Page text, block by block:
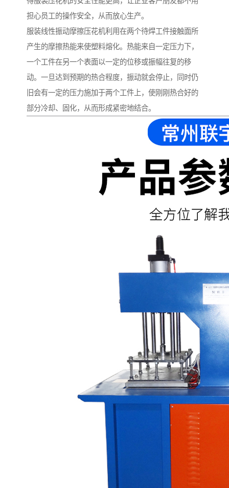
担心员工的操作安全，从而放心生产。
服装线性振动摩擦压花机利用在两个待焊工件接触面所
产生的摩擦热能来使塑料熔化。热能来自一定压力下，
一个工件在另一个表面以一定的位移或振幅往复的移
动。一旦达到预期的热合程度，振动就会停止，同时仍
旧会有一定的压力施加于两个工件上，使刚刚热合好的
部分冷却、固化，从而形成紧密地结合。